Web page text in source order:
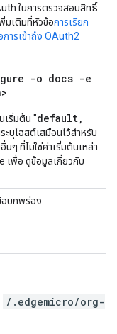
ในการตรวจสอบสิทธิ์
มเติมที่หัวข้อการเรียก
ารเข้าถึง OAuth2
-o docs -e
เริ่มต้น "default,
ะบุโฮสต์เสมือนไว้สำหรับ
ๆ ที่ไม่ใช่ค่าเริ่มต้นเหล่า
เพื่อ ดูข้อมูลเกี่ยวกับ
อบกพร่อง
/.edgemicro/org-